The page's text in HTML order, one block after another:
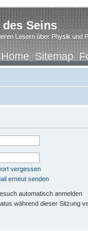
Seins
Lesern über Physik und
Home Sitemap
vergessen
erneut senden
automatisch anmelden
während dieser Sitzung